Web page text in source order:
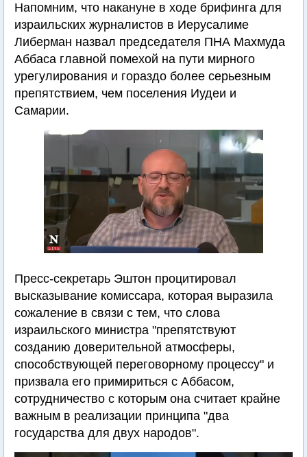
Напомним, что накануне в ходе брифинга для
израильских журналистов в Иерусалиме
Либерман назвал председателя ПНА Махмуда
Аббаса главной помехой на пути мирного
урегулирования и гораздо более серьезным
препятствием, чем поселения Иудеи и
Самарии.
Пресс-секретарь Эштон процитировал
высказывание комиссара, которая выразила
сожаление в связи с тем, что слова
израильского министра "препятствуют
созданию доверительной атмосферы,
способствующей переговорному процессу" и
призвала его примириться с Аббасом,
сотрудничество с которым она считает крайне
важным в реализации принципа "два
государства для двух народов".